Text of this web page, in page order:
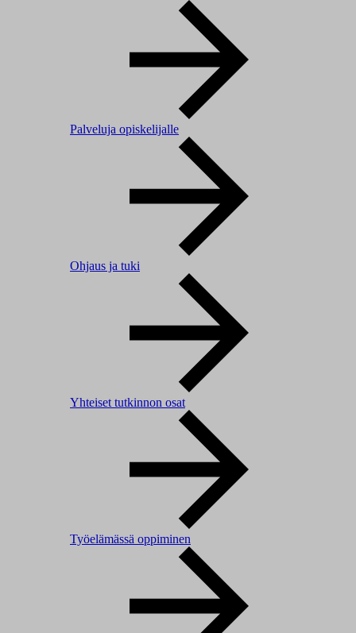
Palveluja opiskelijalle
Ohjaus ja tuki
Yhteiset tutkinnon osat
Työelämässä oppiminen